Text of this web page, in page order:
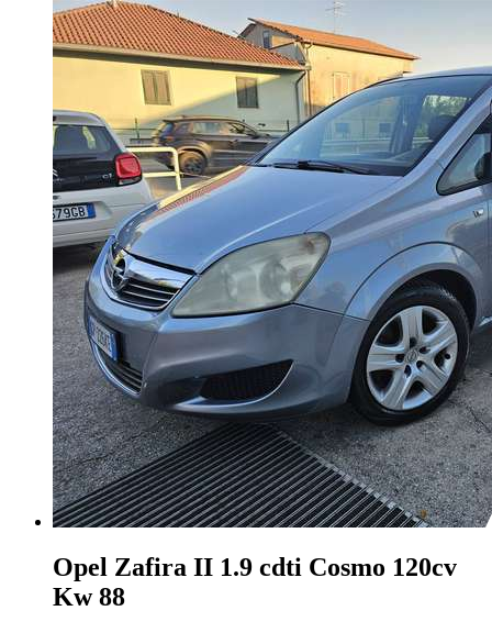
Opel Zafira II 1.9 cdti Cosmo 120cv
Kw 88